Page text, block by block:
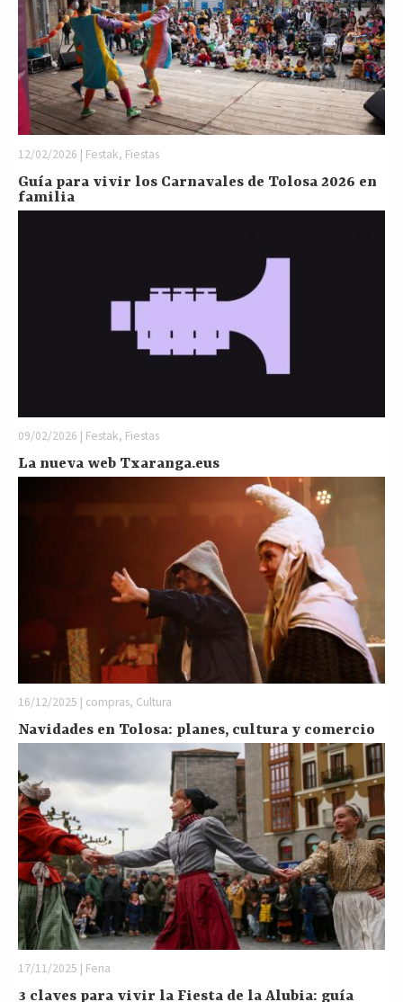
12/02/2026 | Festak, Fiestas
Guía para vivir los Carnavales de Tolosa 2026 en
familia
09/02/2026 | Festak, Fiestas
La nueva web Txaranga.eus
16/12/2025 | compras, Cultura
Navidades en Tolosa: planes, cultura y comercio
17/11/2025 | Feria
3 claves para vivir la Fiesta de la Alubia: guía